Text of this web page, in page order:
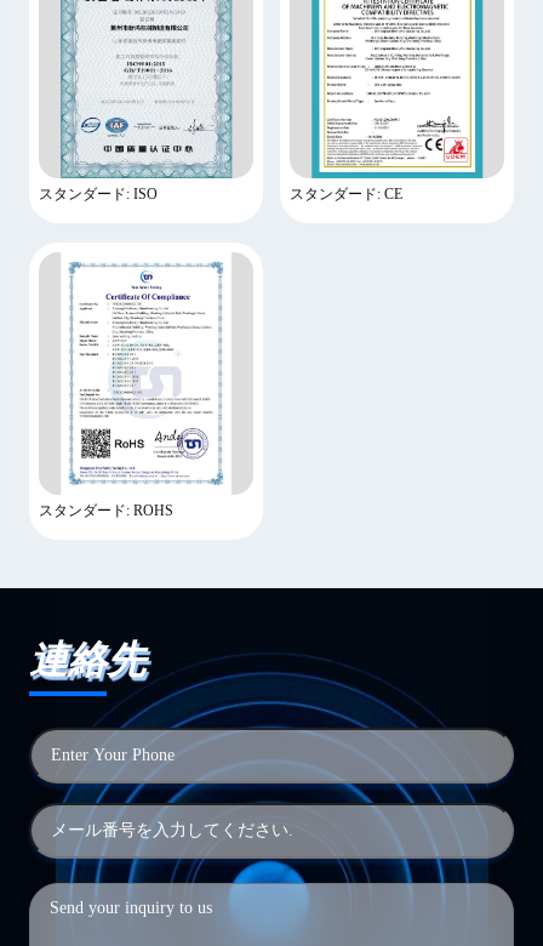
スタンダード: ISO スタンダード: CE
スタンダード: ROHS
連絡先